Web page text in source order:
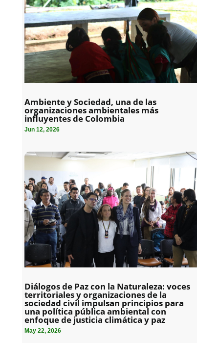
Ambiente y Sociedad, una de las
organizaciones ambientales más
influyentes de Colombia
Jun 12, 2026
Diálogos de Paz con la Naturaleza: voces
territoriales y organizaciones de la
sociedad civil impulsan principios para
una política pública ambiental con
enfoque de justicia climática y paz
May 22, 2026